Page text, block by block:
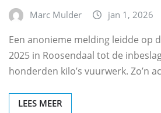
Marc Mulder jan 1, 2026
Een anonieme melding leidde op
2025 in Roosendaal tot de
honderden kilo’s vuurwerk. Zo’n
LEES MEER